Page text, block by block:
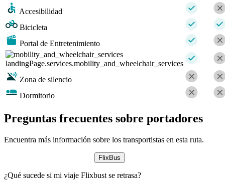
Accesibilidad
Bicicleta
Portal de Entretenimiento
landingPage.services.mobility_and_wheelchair_services
Zona de silencio
Dormitorio
Preguntas frecuentes sobre portadores
Encuentra más información sobre los transportistas en esta ruta.
FlixBus
¿Qué sucede si mi viaje Flixbust se retrasa?